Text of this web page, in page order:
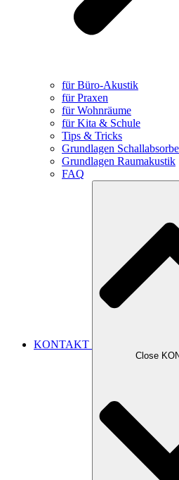
für Büro-Akustik
für Praxen
für Wohnräume
für Kita & Schule
Tips & Tricks
Grundlagen
Grundlagen Raumakustik
FAQ
KONTAKT
Close